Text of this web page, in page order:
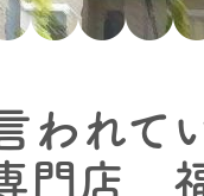
われ
門店